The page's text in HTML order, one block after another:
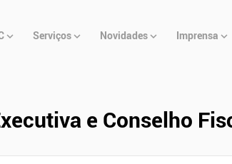
Serviços Novidades Imprensa
e Conselho